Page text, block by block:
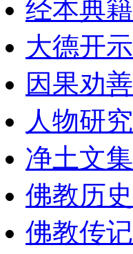
经本典籍
大德开示
因果劝善
人物研究
净土文集
佛教历史
佛教传记